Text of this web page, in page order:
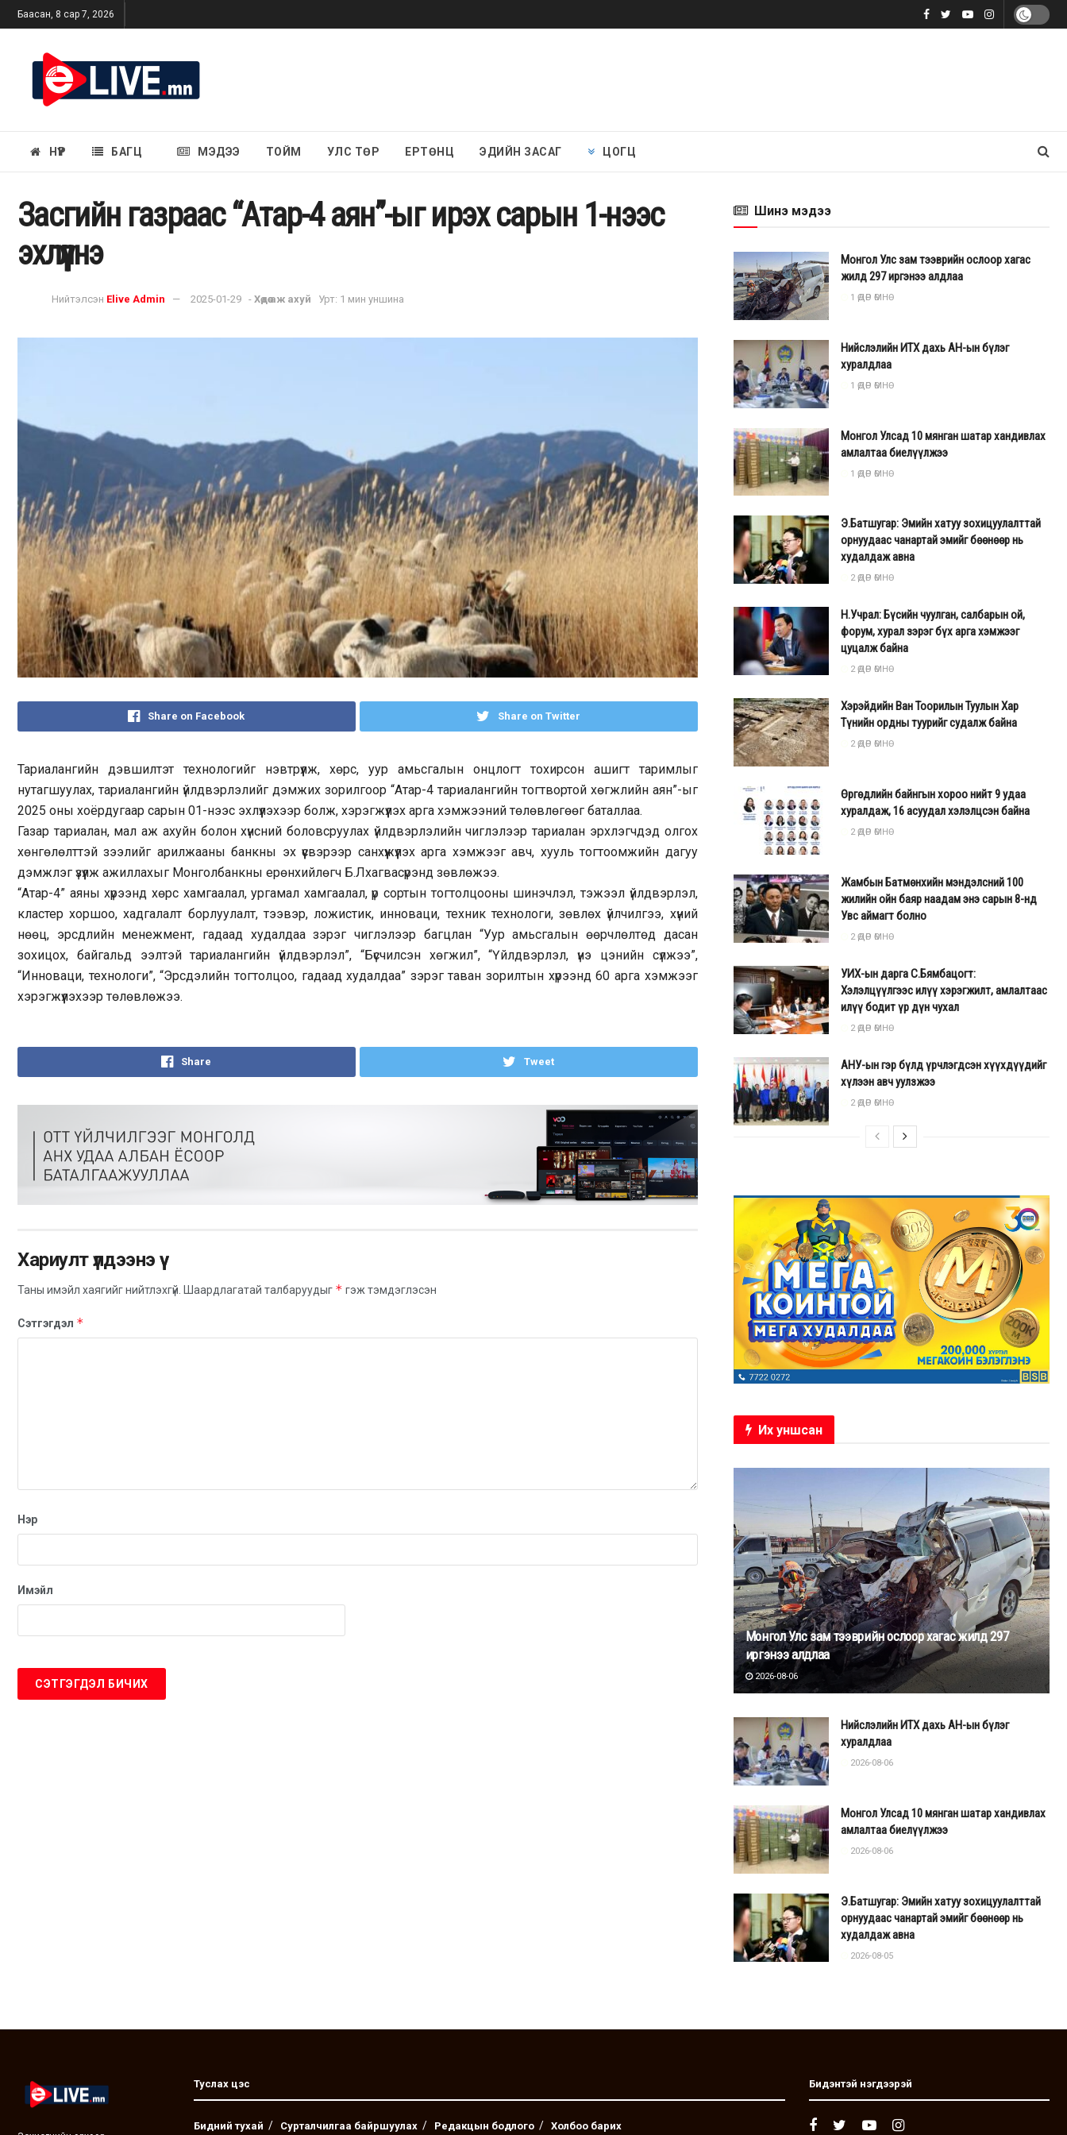
Баасан, 8 сар 7, 2026
НҮҮР БАГЦ МЭДЭЭ ТОЙМ УЛС ТӨР ЕРТӨНЦ ЭДИЙН ЗАСАГ ЦОГЦ
Засгийн газраас “Атар-4 аян”-ыг ирэх сарын 1-нээс
эхлүүлнэ
Нийтэлсэн Elive Admin 2025-01-29 - Хөдөө аж ахуй Урт: 1 мин уншина
Share on Facebook Share on Twitter
Тариалангийн дэвшилтэт технологийг нэвтрүүлж, хөрс, уур амьсгалын онцлогт тохирсон ашигт таримлыг
нутагшуулах, тариалангийн үйлдвэрлэлийг дэмжих зорилгоор “Атар-4 тариалангийн тогтвортой хөгжлийн аян”-ыг
2025 оны хоёрдугаар сарын 01-нээс эхлүүлэхээр болж, хэрэгжүүлэх арга хэмжээний төлөвлөгөөг баталлаа.
Газар тариалан, мал аж ахуйн болон хүнсний боловсруулах үйлдвэрлэлийн чиглэлээр тариалан эрхлэгчдэд олгох
хөнгөлөлттэй зээлийг арилжааны банкны эх үүсвэрээр санхүүжүүлэх арга хэмжээг авч, хууль тогтоомжийн дагуу
дэмжлэг үзүүлж ажиллахыг Монголбанкны ерөнхийлөгч Б.Лхагвасүрэнд зөвлөжээ.
“Атар-4” аяны хүрээнд хөрс хамгаалал, ургамал хамгаалал, үр сортын тогтолцооны шинэчлэл, тэжээл үйлдвэрлэл,
кластер хоршоо, хадгалалт борлуулалт, тээвэр, ложистик, инноваци, техник технологи, зөвлөх үйлчилгээ, хүний
нөөц, эрсдлийн менежмент, гадаад худалдаа зэрэг чиглэлээр багцлан “Уур амьсгалын өөрчлөлтөд дасан
зохицох, байгальд ээлтэй тариалангийн үйлдвэрлэл”, “Бүсчилсэн хөгжил”, “Үйлдвэрлэл, үнэ цэнийн сүлжээ”,
“Инноваци, технологи”, “Эрсдэлийн тогтолцоо, гадаад худалдаа” зэрэг таван зорилтын хүрээнд 60 арга хэмжээг
хэрэгжүүлэхээр төлөвлөжээ.
Share Tweet
Хариулт үлдээнэ үү
Таны имэйл хаягийг нийтлэхгүй. Шаардлагатай талбаруудыг * гэж тэмдэглэсэн
Сэтгэгдэл *
Нэр
Имэйл
Шинэ мэдээ
Монгол Улс зам тээврийн ослоор хагас
жилд 297 иргэнээ алдлаа
1 ӨДӨР ӨМНӨ
Нийслэлийн ИТХ дахь АН-ын бүлэг
хуралдлаа
1 ӨДӨР ӨМНӨ
Монгол Улсад 10 мянган шатар хандивлах
амлалтаа биелүүлжээ
1 ӨДӨР ӨМНӨ
Э.Батшугар: Эмийн хатуу зохицуулалттай
орнуудаас чанартай эмийг бөөнөөр нь
худалдаж авна
2 ӨДӨР ӨМНӨ
Н.Учрал: Бүсийн чуулган, салбарын ой,
форум, хурал зэрэг бүх арга хэмжээг
цуцалж байна
2 ӨДӨР ӨМНӨ
Хэрэйдийн Ван Тоорилын Туулын Хар
Түнийн ордны туурийг судалж байна
2 ӨДӨР ӨМНӨ
Өргөдлийн байнгын хороо нийт 9 удаа
хуралдаж, 16 асуудал хэлэлцсэн байна
2 ӨДӨР ӨМНӨ
Жамбын Батмөнхийн мэндэлсний 100
жилийн ойн баяр наадам энэ сарын 8-нд
Увс аймагт болно
2 ӨДӨР ӨМНӨ
УИХ-ын дарга С.Бямбацогт:
Хэлэлцүүлгээс илүү хэрэгжилт, амлалтаас
илүү бодит үр дүн чухал
2 ӨДӨР ӨМНӨ
АНУ-ын гэр бүлд үрчлэгдсэн хүүхдүүдийг
хүлээн авч уулзжээ
2 ӨДӨР ӨМНӨ
Их уншсан
Монгол Улс зам тээврийн ослоор хагас жилд 297
иргэнээ алдлаа
2026-08-06
Нийслэлийн ИТХ дахь АН-ын бүлэг
хуралдлаа
2026-08-06
Монгол Улсад 10 мянган шатар хандивлах
амлалтаа биелүүлжээ
2026-08-06
Э.Батшугар: Эмийн хатуу зохицуулалттай
орнуудаас чанартай эмийг бөөнөөр нь
худалдаж авна
2026-08-05
Туслах цэс
Бидний тухай Сурталчилгаа байршуулах Редакцын бодлого Холбоо барих
Бидэнтэй нэгдээрэй